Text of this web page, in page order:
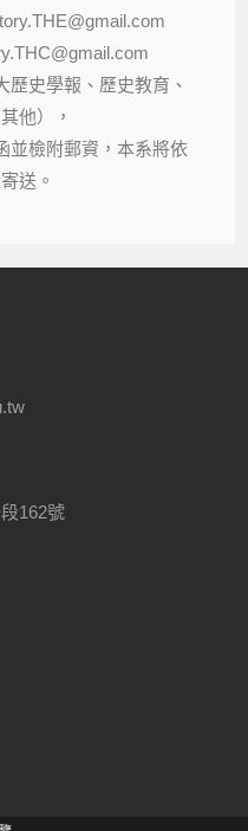
史學報、歷史教育、
他），
並檢附郵資，本系將依
送。
162號